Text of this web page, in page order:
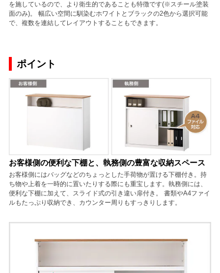
を施しているので、より衛生的であることも特徴です(※スチール塗装
面のみ)。 幅広い空間に馴染むホワイトとブラックの2色から選択可能
で、複数を連結してレイアウトすることもできます。
ポイント
お客様側の便利な下棚と、執務側の豊富な収納スペース
お客様側にはバッグなどのちょっとした手荷物が置ける下棚付き。持
ち物や上着を一時的に置いたりする際にも重宝します。執務側には、
便利な下棚に加えて、スライド式の引き違い扉付き。 書類やA4ファイ
ルもたっぷり収納でき、カウンター周りもすっきりします。